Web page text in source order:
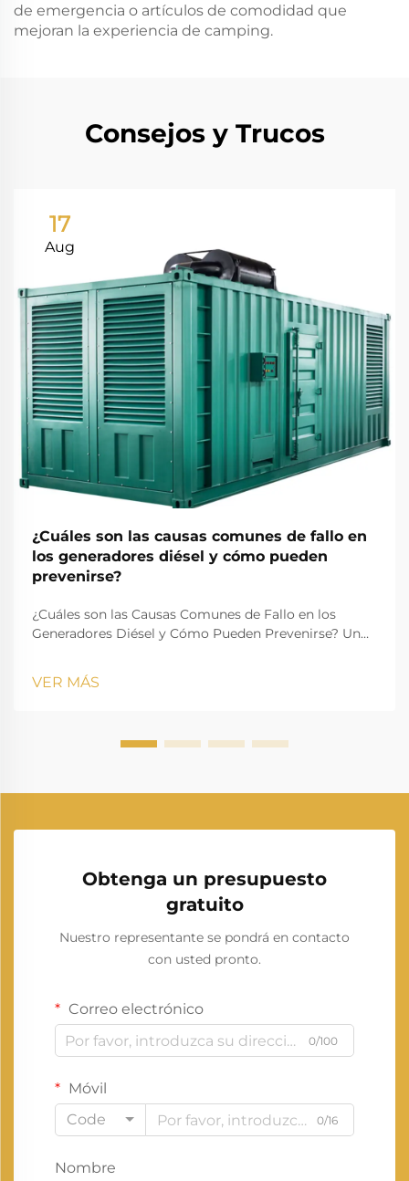
de emergencia o artículos de comodidad que
mejoran la experiencia de camping.
Consejos y Trucos
17
Aug
¿Cuáles son las causas comunes de fallo en
los generadores diésel y cómo pueden
prevenirse?
¿Cuáles son las Causas Comunes de Fallo en los
Generadores Diésel y Cómo Pueden Prevenirse? Un
de energía de respaldo y primaria en industrias,
edificios residenciales, instalaciones médicas, centros
VER MÁS
Obtenga un presupuesto
gratuito
Nuestro representante se pondrá en contacto
con usted pronto.
Correo electrónico
0/100
Móvil
Code
0/16
Nombre